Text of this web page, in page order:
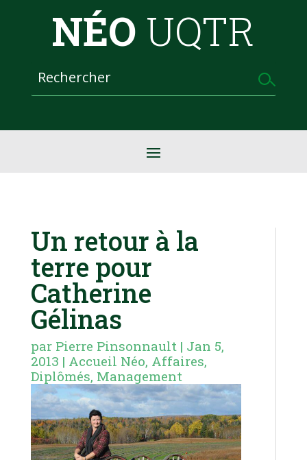
NÉO UQTR
Un retour à la
terre pour
Catherine
Gélinas
par Pierre Pinsonnault| Jan 5,
2013 | Accueil Néo, Affaires,
Diplômés, Management